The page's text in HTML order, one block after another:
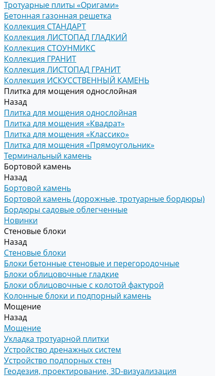
Тротуарные плиты «Оригами»
Бетонная газонная решетка
Коллекция СТАНДАРТ
Коллекция ЛИСТОПАД ГЛАДКИЙ
Коллекция СТОУНМИКС
Коллекция ГРАНИТ
Коллекция ЛИСТОПАД ГРАНИТ
Коллекция ИСКУССТВЕННЫЙ КАМЕНЬ
Плитка для мощения однослойная
Назад
Плитка для мощения однослойная
Плитка для мощения «Квадрат»
Плитка для мощения «Классико»
Плитка для мощения «Прямоугольник»
Терминальный камень
Бортовой камень
Назад
Бортовой камень
Бортовой камень (дорожные, тротуарные бордюры)
Бордюры садовые облегченные
Новинки
Стеновые блоки
Назад
Стеновые блоки
Блоки бетонные стеновые и перегородочные
Блоки облицовочные гладкие
Блоки облицовочные с колотой фактурой
Колонные блоки и подпорный камень
Мощение
Назад
Мощение
Укладка тротуарной плитки
Устройство дренажных систем
Устройство подпорных стен
Геодезия, проектирование, 3D-визуализация